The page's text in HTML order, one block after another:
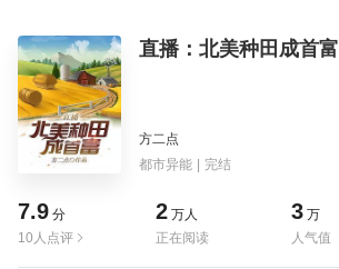
直播：北美种田成首富
方二点
都市异能 | 完结
7.9 分
10人点评
2 万人
正在阅读
3 万
人气值